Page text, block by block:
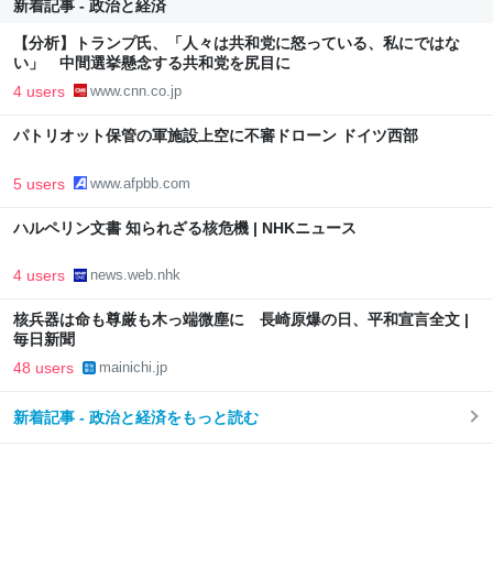
新着記事 - 政治と経済
【分析】トランプ氏、「人々は共和党に怒っている、私にではな
い」 中間選挙懸念する共和党を尻目に
4 users www.cnn.co.jp
パトリオット保管の軍施設上空に不審ドローン ドイツ西部
5 users www.afpbb.com
ハルペリン文書 知られざる核危機 | NHKニュース
4 users news.web.nhk
核兵器は命も尊厳も木っ端微塵に 長崎原爆の日、平和宣言全文 |
毎日新聞
48 users mainichi.jp
新着記事 - 政治と経済をもっと読む